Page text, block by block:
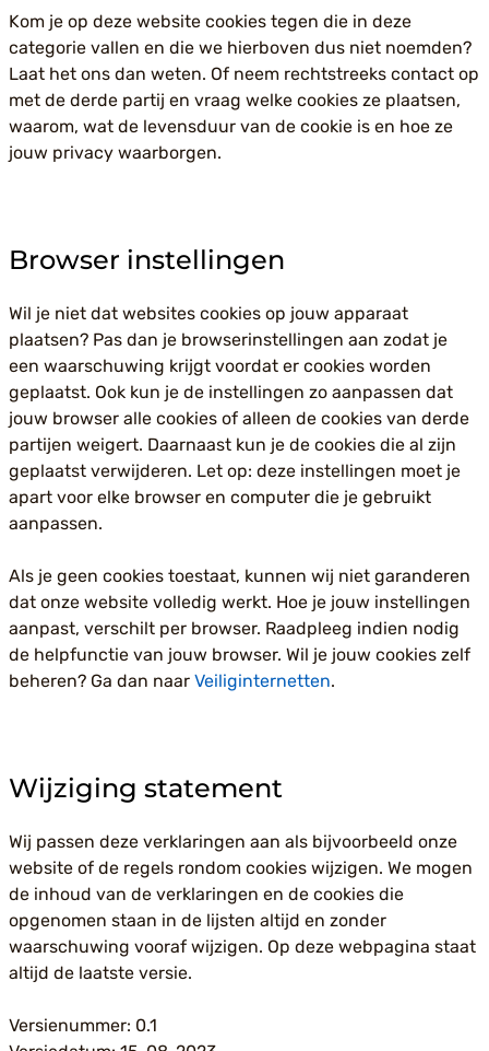
Kom je op deze website cookies tegen die in deze
categorie vallen en die we hierboven dus niet noemden?
Laat het ons dan weten. Of neem rechtstreeks contact op
met de derde partij en vraag welke cookies ze plaatsen,
waarom, wat de levensduur van de cookie is en hoe ze
jouw privacy waarborgen.
Browser instellingen
Wil je niet dat websites cookies op jouw apparaat
plaatsen? Pas dan je browserinstellingen aan zodat je
een waarschuwing krijgt voordat er cookies worden
geplaatst. Ook kun je de instellingen zo aanpassen dat
jouw browser alle cookies of alleen de cookies van derde
partijen weigert. Daarnaast kun je de cookies die al zijn
geplaatst verwijderen. Let op: deze instellingen moet je
apart voor elke browser en computer die je gebruikt
aanpassen.
Als je geen cookies toestaat, kunnen wij niet garanderen
dat onze website volledig werkt. Hoe je jouw instellingen
aanpast, verschilt per browser. Raadpleeg indien nodig
de helpfunctie van jouw browser. Wil je jouw cookies zelf
beheren? Ga dan naar Veiliginternetten.
Wijziging statement
Wij passen deze verklaringen aan als bijvoorbeeld onze
website of de regels rondom cookies wijzigen. We mogen
de inhoud van de verklaringen en de cookies die
opgenomen staan in de lijsten altijd en zonder
waarschuwing vooraf wijzigen. Op deze webpagina staat
altijd de laatste versie.
Versienummer: 0.1